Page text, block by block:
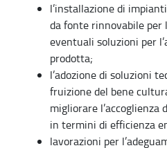
l’installazione di
da fonte rinnovabile per
eventuali soluzioni per
prodotta;
l’adozione di soluzioni
fruizione del bene
migliorare
in termini di efficienza
lavorazioni per